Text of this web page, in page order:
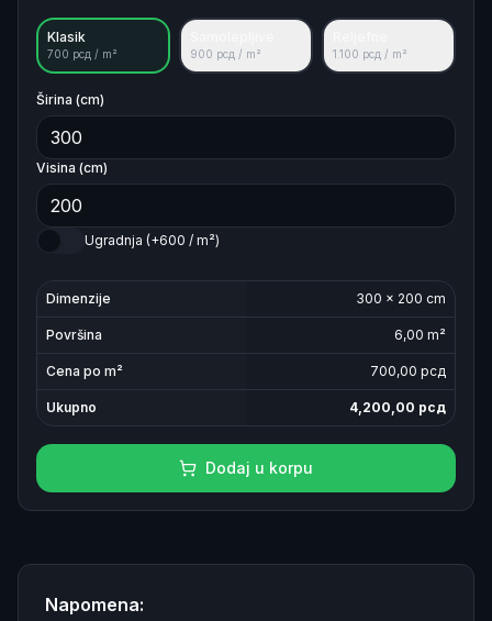
Klasik
700 рсд / m² 900 рсд / m² 1.100 рсд / m²
Širina (cm)
Visina (cm)
Ugradnja (+600 / m²)
Dimenzije 300 × 200 cm
Površina 6,00 m²
Cena po m² 700,00 рсд
Ukupno 4,200,00 рсд
Dodaj u korpu
Napomena: